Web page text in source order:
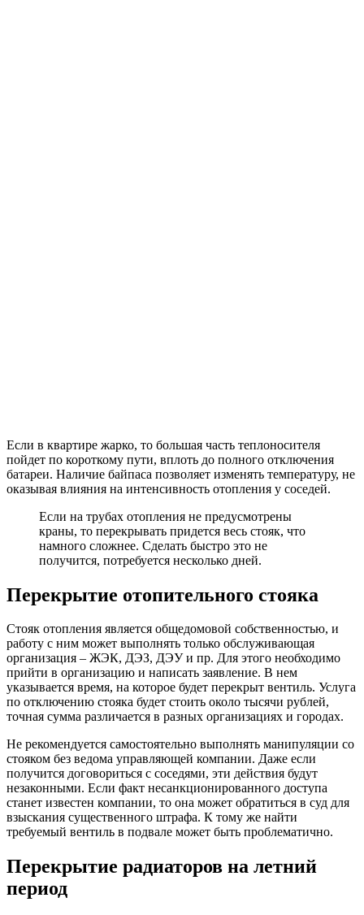
Если в квартире жарко, то большая часть теплоносителя
пойдет по короткому пути, вплоть до полного отключения
батареи. Наличие байпаса позволяет изменять температуру, не
оказывая влияния на интенсивность отопления у соседей.
Если на трубах отопления не предусмотрены
краны, то перекрывать придется весь стояк, что
намного сложнее. Сделать быстро это не
получится, потребуется несколько дней.
Перекрытие отопительного стояка
Стояк отопления является общедомовой собственностью, и
работу с ним может выполнять только обслуживающая
организация – ЖЭК, ДЭЗ, ДЭУ и пр. Для этого необходимо
прийти в организацию и написать заявление. В нем
указывается время, на которое будет перекрыт вентиль. Услуга
по отключению стояка будет стоить около тысячи рублей,
точная сумма различается в разных организациях и городах.
Не рекомендуется самостоятельно выполнять манипуляции со
стояком без ведома управляющей компании. Даже если
получится договориться с соседями, эти действия будут
незаконными. Если факт несанкционированного доступа
станет известен компании, то она может обратиться в суд для
взыскания существенного штрафа. К тому же найти
требуемый вентиль в подвале может быть проблематично.
Перекрытие радиаторов на летний
период